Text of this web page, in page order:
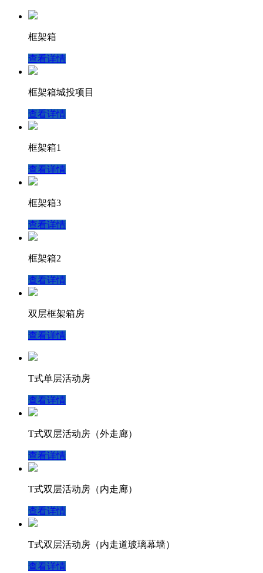
框架箱
查看详情
框架箱城投项目
查看详情
框架箱1
查看详情
框架箱3
查看详情
框架箱2
查看详情
双层框架箱房
查看详情
T式单层活动房
查看详情
T式双层活动房（外走廊）
查看详情
T式双层活动房（内走廊）
查看详情
T式双层活动房（内走道玻璃幕墙）
查看详情